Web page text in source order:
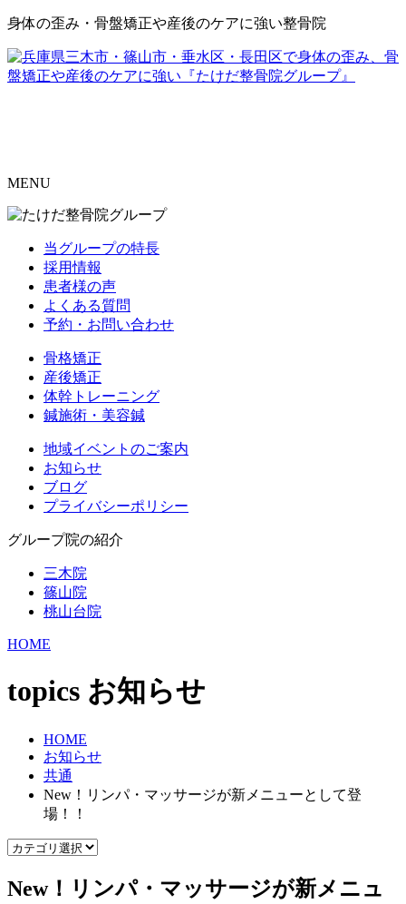
身体の歪み・骨盤矯正や産後のケアに強い整骨院
MENU
当グループの特長
採用情報
患者様の声
よくある質問
予約・お問い合わせ
骨格矯正
産後矯正
体幹トレーニング
鍼施術・美容鍼
地域イベントのご案内
お知らせ
ブログ
プライバシーポリシー
グループ院の紹介
三木院
篠山院
桃山台院
HOME
topics お知らせ
HOME
お知らせ
共通
New！リンパ・マッサージが新メニューとして登
場！！
New！リンパ・マッサージが新メニュ